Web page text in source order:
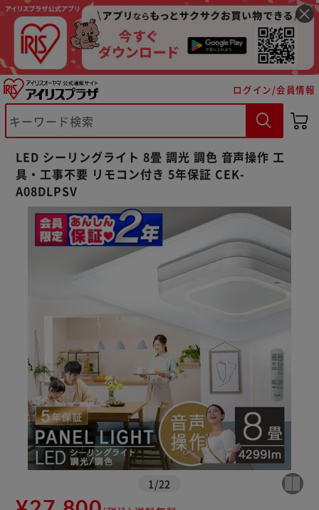
ログイン/会員情報
LED シーリングライト 8畳 調光 調色 音声操作 工
具・工事不要 リモコン付き 5年保証 CEK-
A08DLPSV
1 /22